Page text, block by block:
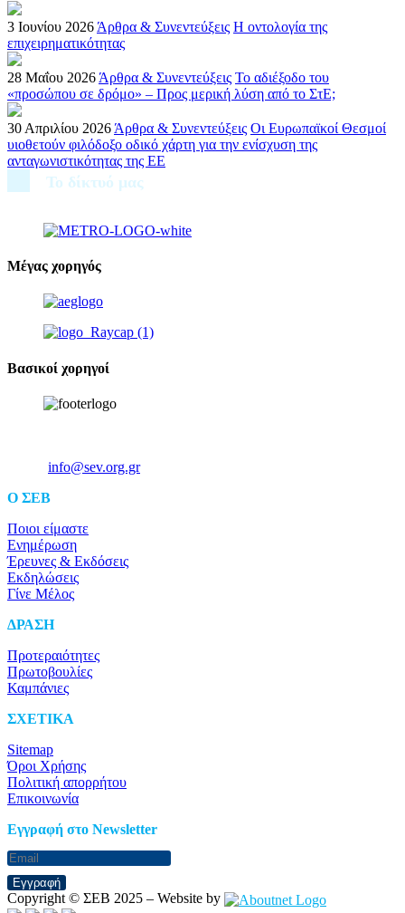
3 Ιουνίου 2026 Άρθρα & Συνεντεύξεις Η oντολογία της
επιχειρηματικότητας
28 Μαΐου 2026 Άρθρα & Συνεντεύξεις Το αδιέξοδο του
«προσώπου σε δρόμο» – Προς μερική λύση από το ΣτΕ;
30 Απριλίου 2026 Άρθρα & Συνεντεύξεις Οι Ευρωπαϊκοί Θεσμοί
υιοθετούν φιλόδοξο οδικό χάρτη για την ενίσχυση της
ανταγωνιστικότητας της ΕΕ
Το δίκτυό μας
Μέγας χορηγός
Βασικοί χορηγοί
info@sev.org.gr
O ΣΕΒ
Ποιοι είμαστε
Ενημέρωση
Έρευνες & Εκδόσεις
Εκδηλώσεις
Γίνε Μέλος
ΔΡΑΣΗ
Προτεραιότητες
Πρωτοβουλίες
Καμπάνιες
ΣΧΕΤΙΚΑ
Sitemap
Όροι Χρήσης
Πολιτική απορρήτου
Επικοινωνία
Eγγραφή στο Newsletter
Εγγραφή
Copyright © ΣΕΒ 2025 – Website by